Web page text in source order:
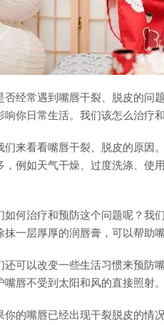
否经常遇到嘴唇干裂、脱皮的问
响你日常生活。我们该怎么治疗
们来看看嘴唇干裂、脱皮的原因
，例如天气干燥、过度洗涤、使
如何治疗和预防这个问题呢？我
抹一层厚厚的润唇膏，可以帮助
还可以改变一些生活习惯来预防
嘴唇不受到太阳和风的直接照射
你的嘴唇已经出现干裂脱皮的情